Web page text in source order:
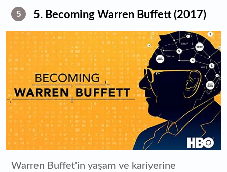
5 5. Becoming Warren Buffett (2017)
Warren Buffet'in yaşam ve kariyerine